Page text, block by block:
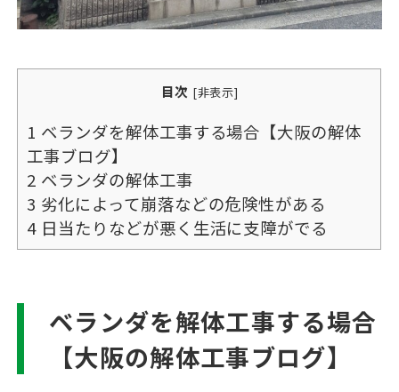
目次 [非表示]
1 ベランダを解体工事する場合【大阪の解体
工事ブログ】
2 ベランダの解体工事
3 劣化によって崩落などの危険性がある
4 日当たりなどが悪く生活に支障がでる
ベランダを解体工事する場合
【大阪の解体工事ブログ】